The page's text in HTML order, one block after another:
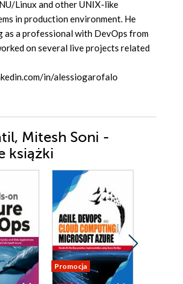
Linux and other UNIX-like
in production environment. He
as a professional with DevOps from
on several live projects related
in/alessiogarofalo
Mitesh Soni -
książki
Promocja